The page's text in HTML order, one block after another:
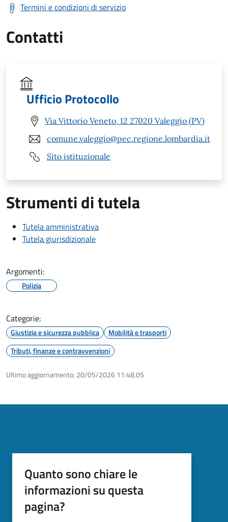
Termini e condizioni di servizio
Contatti
Ufficio Protocollo
Via Vittorio Veneto, 12 27020 Valeggio (PV)
comune.valeggio@pec.regione.lombardia.it
Sito istituzionale
Strumenti di tutela
Tutela amministrativa
Tutela giurisdizionale
Argomenti:
Polizia
Categorie:
Giustizia e sicurezza pubblica
Mobilità e trasporti
Tributi, finanze e contravvenzioni
Ultimo aggiornamento: 20/05/2026 11:48.05
Quanto sono chiare le
informazioni su questa
pagina?